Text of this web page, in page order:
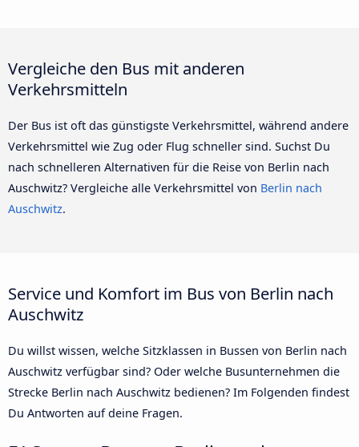
Vergleiche den Bus mit anderen
Verkehrsmitteln
Der Bus ist oft das günstigste Verkehrsmittel, während andere
Verkehrsmittel wie Zug oder Flug schneller sind. Suchst Du
nach schnelleren Alternativen für die Reise von Berlin nach
Auschwitz? Vergleiche alle Verkehrsmittel von Berlin nach
Auschwitz.
Service und Komfort im Bus von Berlin nach
Auschwitz
Du willst wissen, welche Sitzklassen in Bussen von Berlin nach
Auschwitz verfügbar sind? Oder welche Busunternehmen die
Strecke Berlin nach Auschwitz bedienen? Im Folgenden findest
Du Antworten auf deine Fragen.